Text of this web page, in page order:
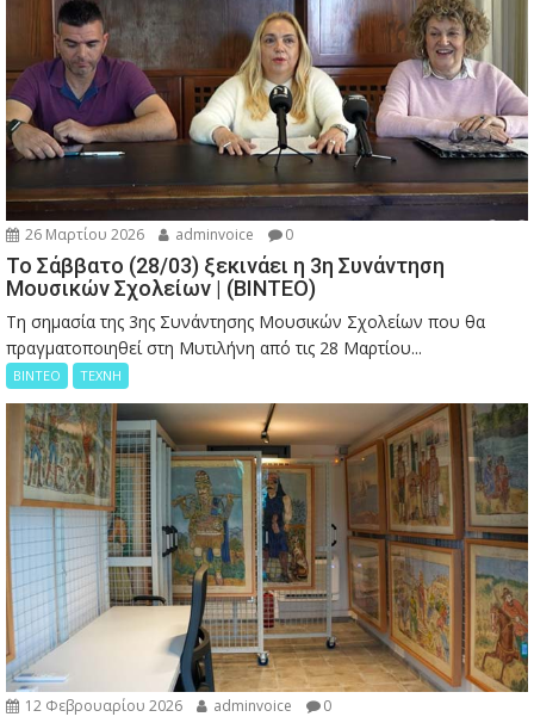
26 Μαρτίου 2026 adminvoice 0
Το Σάββατο (28/03) ξεκινάει η 3η Συνάντηση
Μουσικών Σχολείων | (ΒΙΝΤΕΟ)
Τη σημασία της 3ης Συνάντησης Μουσικών Σχολείων που θα
πραγματοποιηθεί στη Μυτιλήνη από τις 28 Μαρτίου...
ΒΙΝΤΕΟ ΤΕΧΝΗ
12 Φεβρουαρίου 2026 adminvoice 0